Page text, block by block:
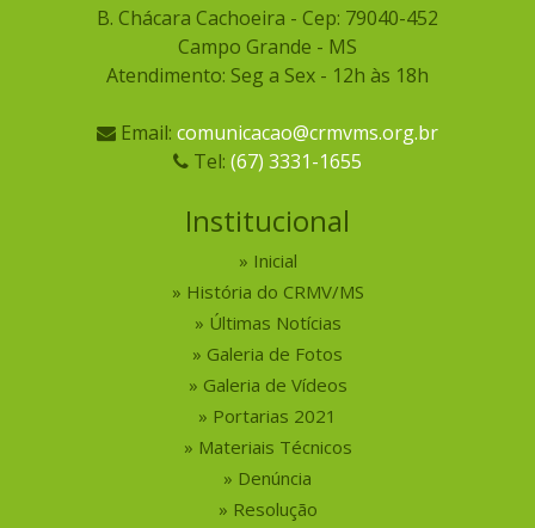
B. Chácara Cachoeira - Cep: 79040-452
Campo Grande - MS
Atendimento: Seg a Sex - 12h às 18h
Email: comunicacao@crmvms.org.br
Tel: (67) 3331-1655
Institucional
Inicial
História do CRMV/MS
Últimas Notícias
Galeria de Fotos
Galeria de Vídeos
Portarias 2021
Materiais Técnicos
Denúncia
Resolução